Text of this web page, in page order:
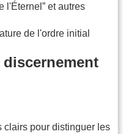
l'Éternel” et autres
de l'ordre initial
clairs pour distinguer les